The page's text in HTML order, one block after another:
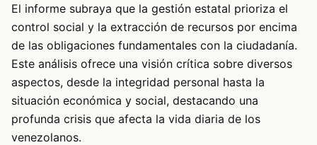
El informe subraya que la gestión estatal prioriza el
control social y la extracción de recursos por encima
de las obligaciones fundamentales con la ciudadanía.
Este análisis ofrece una visión crítica sobre diversos
aspectos, desde la integridad personal hasta la
situación económica y social, destacando una
profunda crisis que afecta la vida diaria de los
venezolanos.